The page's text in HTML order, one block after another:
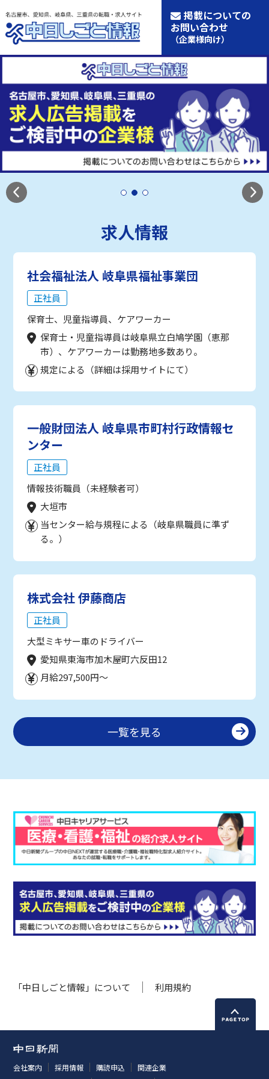
掲載についての
お問い合わせ
（企業様向け）
求人情報
社会福祉法人 岐阜県福祉事業団
正社員
保育士、児童指導員、ケアワーカー
保育士・児童指導員は岐阜県立白鳩学園（恵那
市）、ケアワーカーは勤務地多数あり。
規定による（詳細は採用サイトにて）
一般財団法人 岐阜県市町村行政情報セ
ンター
正社員
情報技術職員（未経験者可）
大垣市
当センター給与規程による（岐阜県職員に準ず
る。）
株式会社 伊藤商店
正社員
大型ミキサー車のドライバー
愛知県東海市加木屋町六反田12
月給297,500円～
一覧を見る
「中日しごと情報」について 利用規約
会社案内 採用情報 購読申込
関連企業